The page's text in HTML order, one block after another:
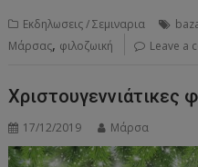
Εκδηλωσεις / Σεμιναρια
Μάρσας, φιλοζωική Leave a
Χριστουγεννιάτικες
17/12/2019 Μάρσα